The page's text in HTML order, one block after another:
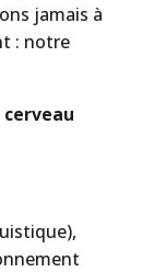
jamais à
: notre